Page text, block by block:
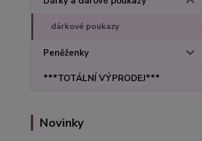
dárkové poukazy
Peněženky
***TOTÁLNÍ VÝPRODEJ***
Novinky